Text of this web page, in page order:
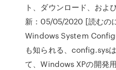
ト、ダウンロード、およ
新：05/05/2020 [読むの
Windows System
も知られる、config.sys
て、Windows XPの開発